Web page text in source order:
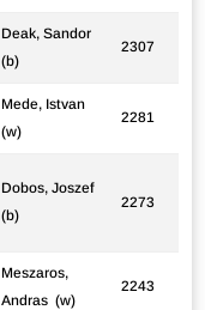
Deak, Sandor
(b)
2307
Mede, Istvan
(w)
2281
Dobos, Joszef
(b)
2273
Meszaros,
Andras (w)
2243